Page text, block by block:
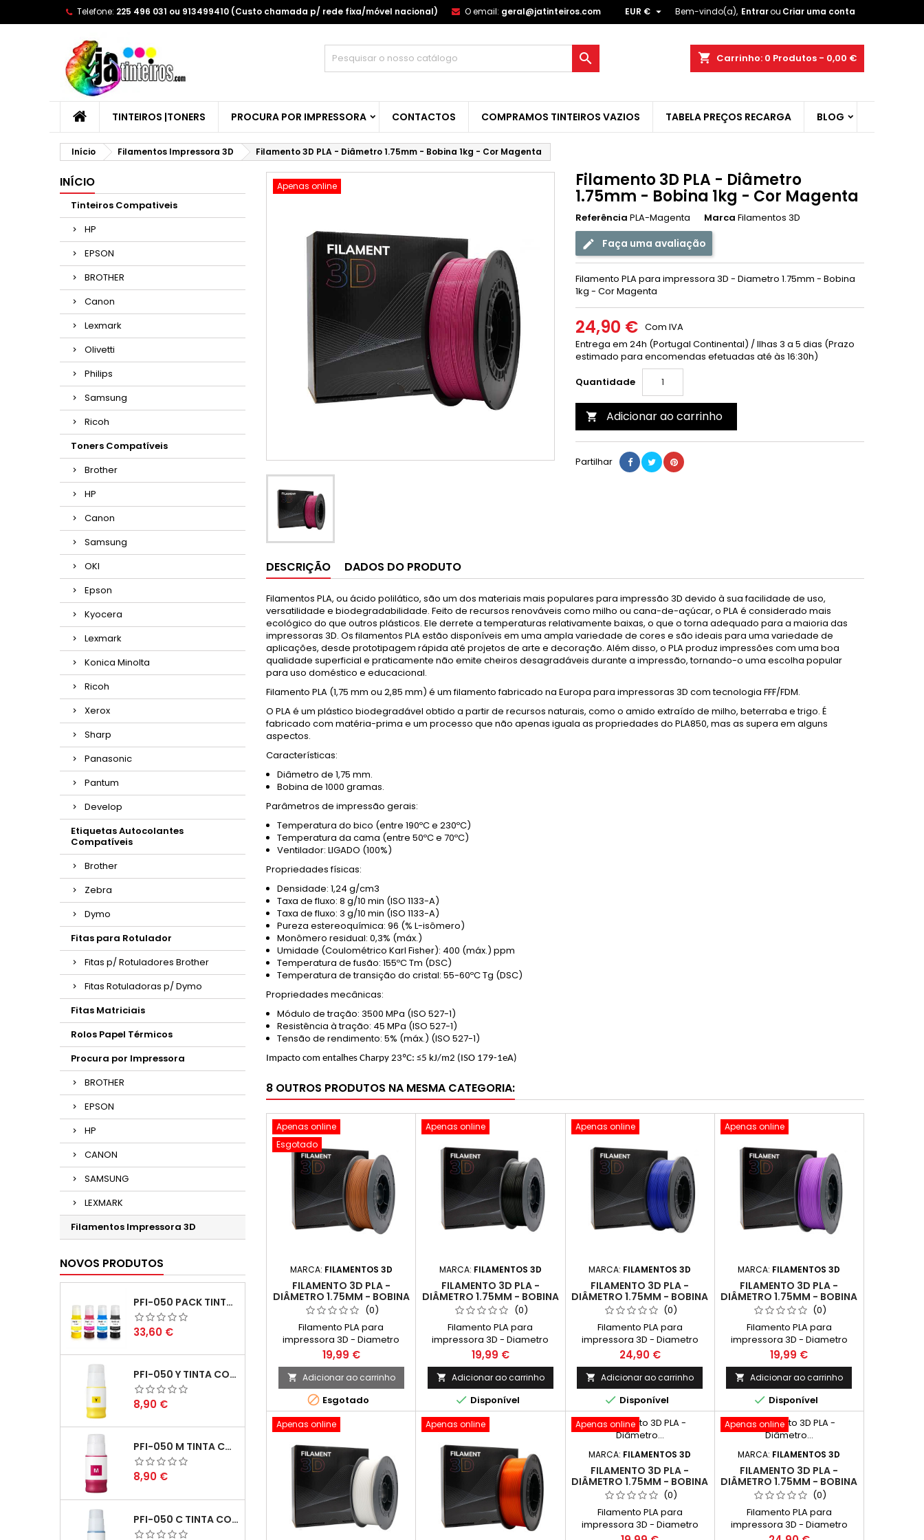
Telefone: 225 496 031 ou 913499410 (Custo chamada p/ rede fixa/móvel nacional) O email: geral@jatinteiros.com Bem-vindo(a), Entrarou Criar uma conta
EUR € 
shopping_cart Carrinho: 0 Produtos - 0,00 €

TINTEIROS |TONERS PROCURA POR IMPRESSORA CONTACTOS COMPRAMOS TINTEIROS VAZIOS TABELA PREÇOS RECARGA BLOG
Início Filamentos Impressora 3D Filamento 3D PLA - Diâmetro 1.75mm - Bobina 1kg - Cor Magenta
INÍCIO
Tinteiros Compativeis
HP
EPSON
BROTHER
Canon
Lexmark
Olivetti
Philips
Samsung
Ricoh
Toners Compatíveis
Brother
HP
Canon
Samsung
OKI
Epson
Kyocera
Lexmark
Konica Minolta
Ricoh
Xerox
Sharp
Panasonic
Pantum
Develop
Etiquetas Autocolantes
Compatíveis
Brother
Zebra
Dymo
Fitas para Rotulador
Fitas p/ Rotuladores Brother
Fitas Rotuladoras p/ Dymo
Fitas Matriciais
Rolos Papel Térmicos
Procura por Impressora
BROTHER
EPSON
HP
CANON
SAMSUNG
LEXMARK
Filamentos Impressora 3D
NOVOS PRODUTOS
PFI-050 PACK TINTAS COMPATIVEIS
Preço
33,60 €
PFI-050 Y TINTA COMPATÍVEL AMARELO
Preço
8,90 €
PFI-050 M TINTA COMPATÍVEL MAGENTA
Preço
8,90 €
PFI-050 C TINTA COMPATÍVEL CIANO
Apenas online Filamento 3D PLA - Diâmetro
1.75mm - Bobina 1kg - Cor Magenta
Referência PLA-Magenta Marca Filamentos 3D
Faça uma avaliação
Filamento PLA para impressora 3D - Diametro 1.75mm - Bobina
1kg - Cor Magenta
24,90 € Com IVA
Entrega em 24h (Portugal Continental) / Ilhas 3 a 5 dias (Prazo
estimado para encomendas efetuadas até às 16:30h)
Quantidade
 Adicionar ao carrinho
Partilhar
DESCRIÇÃO DADOS DO PRODUTO
Filamentos PLA, ou ácido polilático, são um dos materiais mais populares para impressão 3D devido à sua facilidade de uso,
versatilidade e biodegradabilidade. Feito de recursos renováveis como milho ou cana-de-açúcar, o PLA é considerado mais
ecológico do que outros plásticos. Ele derrete a temperaturas relativamente baixas, o que o torna adequado para a maioria das
impressoras 3D. Os filamentos PLA estão disponíveis em uma ampla variedade de cores e são ideais para uma variedade de
aplicações, desde prototipagem rápida até projetos de arte e decoração. Além disso, o PLA produz impressões com uma boa
qualidade superficial e praticamente não emite cheiros desagradáveis durante a impressão, tornando-o uma escolha popular
para uso doméstico e educacional.
Filamento PLA (1,75 mm ou 2,85 mm) é um filamento fabricado na Europa para impressoras 3D com tecnologia FFF/FDM.
O PLA é um plástico biodegradável obtido a partir de recursos naturais, como o amido extraído de milho, beterraba e trigo. É
fabricado com matéria-prima e um processo que não apenas iguala as propriedades do PLA850, mas as supera em alguns
aspectos.
Características:
Diâmetro de 1,75 mm.
Bobina de 1000 gramas.
Parâmetros de impressão gerais:
Temperatura do bico (entre 190ºC e 230ºC)
Temperatura da cama (entre 50ºC e 70ºC)
Ventilador: LIGADO (100%)
Propriedades físicas:
Densidade: 1,24 g/cm3
Taxa de fluxo: 8 g/10 min (ISO 1133-A)
Taxa de fluxo: 3 g/10 min (ISO 1133-A)
Pureza estereoquímica: 96 (% L-isômero)
Monômero residual: 0,3% (máx.)
Umidade (Coulométrico Karl Fisher): 400 (máx.) ppm
Temperatura de fusão: 155ºC Tm (DSC)
Temperatura de transição do cristal: 55-60ºC Tg (DSC)
Propriedades mecânicas:
Módulo de tração: 3500 MPa (ISO 527-1)
Resistência à tração: 45 MPa (ISO 527-1)
Tensão de rendimento: 5% (máx.) (ISO 527-1)
Impacto com entalhes Charpy 23ºC: ≤5 kJ/m2 (ISO 179-1eA)
8 OUTROS PRODUTOS NA MESMA CATEGORIA:
Apenas online
Esgotado
MARCA: FILAMENTOS 3D
FILAMENTO 3D PLA -
DIÂMETRO 1.75MM - BOBINA
1KG - COR MARROM
(0)
Filamento PLA para
impressora 3D - Diametro
1.75mm - Bobina 1kg - Cor
Marrom
Preço
19,99 €
 Adicionar ao carrinho
 Esgotado
Apenas online
MARCA: FILAMENTOS 3D
FILAMENTO 3D PLA -
DIÂMETRO 1.75MM - BOBINA
1KG - COR PRETO
(0)
Filamento PLA para
impressora 3D - Diametro
1.75mm - Bobina 1kg - Cor
Preto
Preço
19,99 €
 Adicionar ao carrinho
 Disponível
Apenas online
MARCA: FILAMENTOS 3D
FILAMENTO 3D PLA -
DIÂMETRO 1.75MM - BOBINA
1KG - COR AZUL NOITE
(0)
Filamento PLA para
impressora 3D - Diametro
1.75mm - Bobina 1kg - Cor Azul
Noite
Preço
24,90 €
 Adicionar ao carrinho
 Disponível
Apenas online
MARCA: FILAMENTOS 3D
FILAMENTO 3D PLA -
DIÂMETRO 1.75MM - BOBINA
1KG - COR ROXO
(0)
Filamento PLA para
impressora 3D - Diametro
1.75mm - Bobina 1kg - Cor
Roxo
Preço
19,99 €
 Adicionar ao carrinho
 Disponível
Apenas online Apenas online Apenas online
MARCA: FILAMENTOS 3D
FILAMENTO 3D PLA -
DIÂMETRO 1.75MM - BOBINA
1KG - COR TURQUESA
CLARO
(0)
Filamento PLA para
impressora 3D - Diametro
1.75mm - Bobina 1kg - Cor
Apenas online
MARCA: FILAMENTOS 3D
FILAMENTO 3D PLA -
DIÂMETRO 1.75MM - BOBINA
1KG - COR CINZA CLARO
(0)
Filamento PLA para
impressora 3D - Diametro
1.75mm - Bobina 1kg - Cor
As minhas listas de desejos
((title))
((cancelText))
Entrar
You need to be logged in to save products in your wishlist.
((cancelText)) ((loginText))